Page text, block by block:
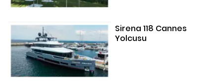
Sirena 118 Cannes
Yolcusu